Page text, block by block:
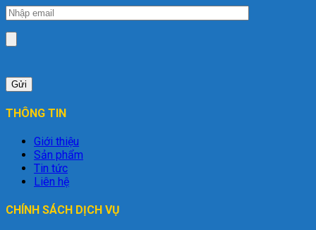
THÔNG TIN
Giới thiệu
Sản phẩm
Tin tức
Liên hệ
CHÍNH SÁCH DỊCH VỤ